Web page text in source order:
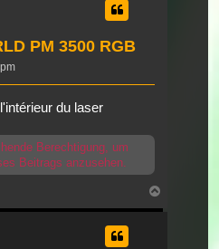
PM 3500 RGB
du laser
Berechtigung, um
Beitrags anzusehen.